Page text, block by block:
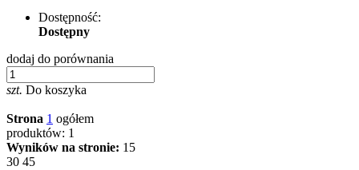
Dostępność:
Dostępny
dodaj do porównania
szt. Do koszyka
Strona 1 ogółem
produktów: 1
Wyników na stronie: 15
30 45